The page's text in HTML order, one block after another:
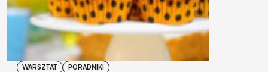
WARSZTAT PORADNIKI